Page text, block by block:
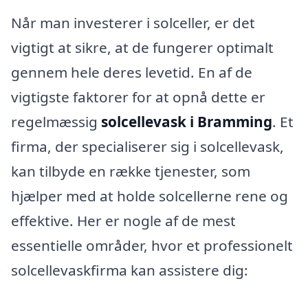
Når man investerer i solceller, er det
vigtigt at sikre, at de fungerer optimalt
gennem hele deres levetid. En af de
vigtigste faktorer for at opnå dette er
regelmæssig solcellevask i Bramming. Et
firma, der specialiserer sig i solcellevask,
kan tilbyde en række tjenester, som
hjælper med at holde solcellerne rene og
effektive. Her er nogle af de mest
essentielle områder, hvor et professionelt
solcellevaskfirma kan assistere dig: